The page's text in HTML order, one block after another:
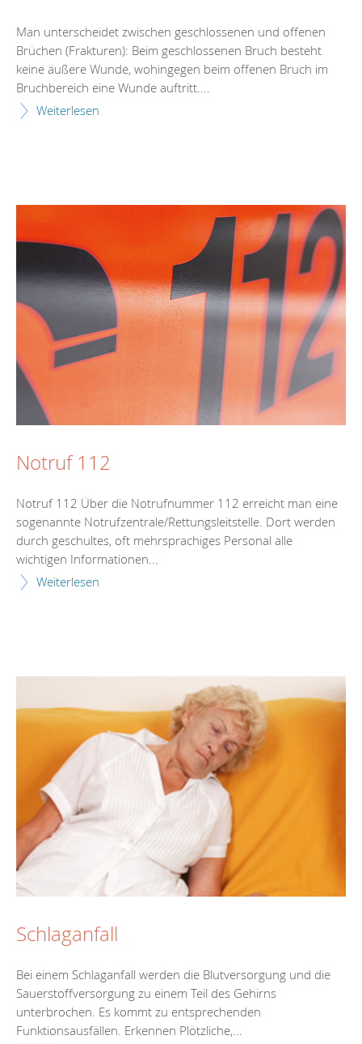
Man unterscheidet zwischen geschlossenen und offenen
Brüchen (Frakturen): Beim geschlossenen Bruch besteht
keine äußere Wunde, wohingegen beim offenen Bruch im
Bruchbereich eine Wunde auftritt....
Weiterlesen
Notruf 112
Notruf 112 Über die Notrufnummer 112 erreicht man eine
sogenannte Notrufzentrale/Rettungsleitstelle. Dort werden
durch geschultes, oft mehrsprachiges Personal alle
wichtigen Informationen...
Weiterlesen
Schlaganfall
Bei einem Schlaganfall werden die Blutversorgung und die
Sauerstoffversorgung zu einem Teil des Gehirns
unterbrochen. Es kommt zu entsprechenden
Funktionsausfällen. Erkennen Plötzliche,...